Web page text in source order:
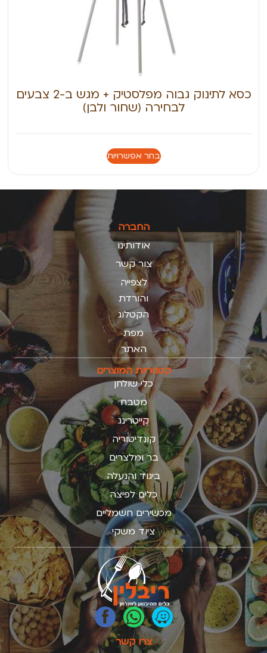
כסא לתינוק גבוה מפלסטיק + מגש ב-2 צבעים
לבחירה (שחור ולבן)
בחר אפשרויות
החברה
אודותינו
צור קשר
לצפייה
והורדת
הקטלוג
מפת
האתר
קטגוריות המוצרים
כלי שולחן
מטבח
קייטרינג
קונדיטוריה
בר ומלצרים
ביגוד והנעלה
כלים לפיצה
מכשירים חשמליים
ציוד משקי
צרו קשר